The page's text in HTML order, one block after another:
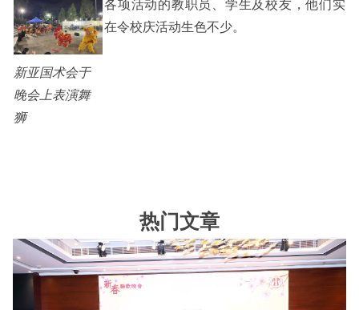
新亚国术会于
晚会上表演舞
狮
在令校庆活动生色不少。
热门文章